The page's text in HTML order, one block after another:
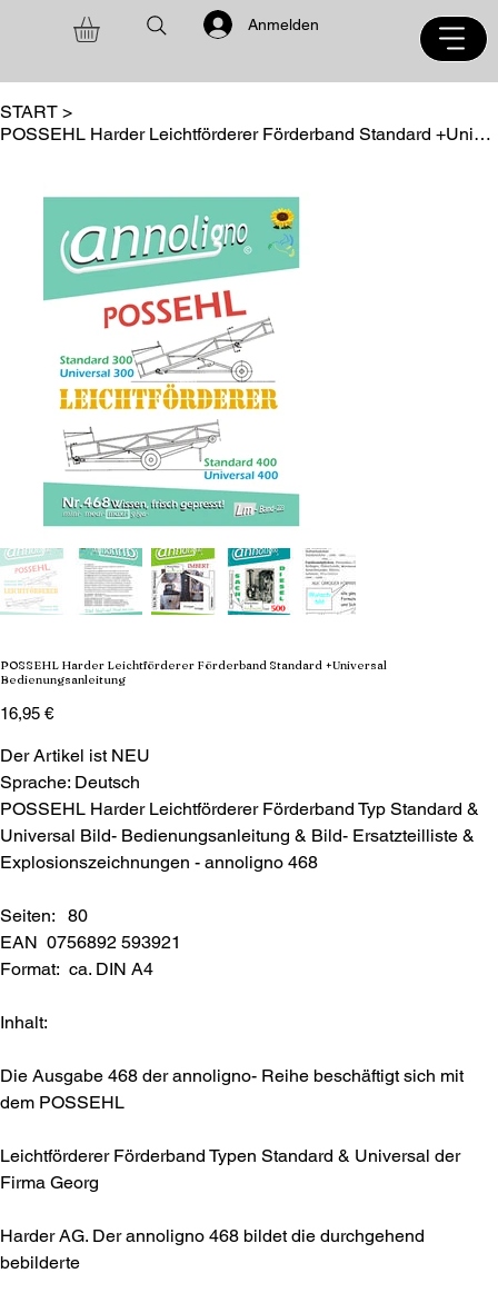
Anmelden
START >
POSSEHL Harder Leichtförderer Förderband Standard +Universal Bedienungsanleitung
POSSEHL Harder Leichtförderer Förderband Standard +Universal
Bedienungsanleitung
Preis
16,95 €
Der Artikel ist NEU
Sprache: Deutsch
POSSEHL Harder Leichtförderer Förderband Typ Standard &
Universal Bild- Bedienungsanleitung & Bild- Ersatzteilliste &
Explosionszeichnungen - annoligno 468
Seiten: 80
EAN 0756892 593921
Format: ca. DIN A4
Inhalt:
Die Ausgabe 468 der annoligno- Reihe beschäftigt sich mit
dem POSSEHL
Leichtförderer Förderband Typen Standard & Universal der
Firma Georg
Harder AG. Der annoligno 468 bildet die durchgehend
bebilderte